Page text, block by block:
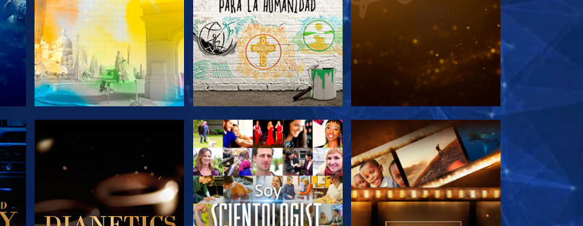
EXPLORA LAS SERIES EXPLORA LAS SERIES EXPLORA LAS SERIES